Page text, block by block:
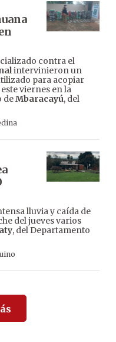
contra el
intervinieron un
para acopiar
viernes en la
deMbaracayú, del
lluvia y caída de
del jueves varios
, del Departamento